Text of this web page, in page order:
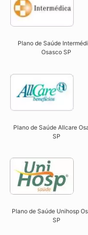
Plano de Saúde
Osasco SP​
Plano de Saúde Allcare
SP​
Plano de Saúde Unihosp
SP​